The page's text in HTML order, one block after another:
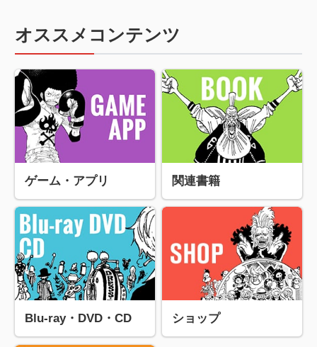
オススメコンテンツ
ゲーム・アプリ 関連書籍
Blu-ray・DVD・CD ショップ